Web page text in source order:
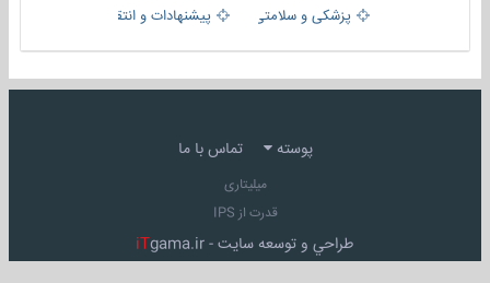
پزشکی و سلامتی
پیشنهادات و انتقادات
پوسته تماس با ما
میلیتاری
قدرت از IPS
طراحي و توسعه سايت - iTgama.ir